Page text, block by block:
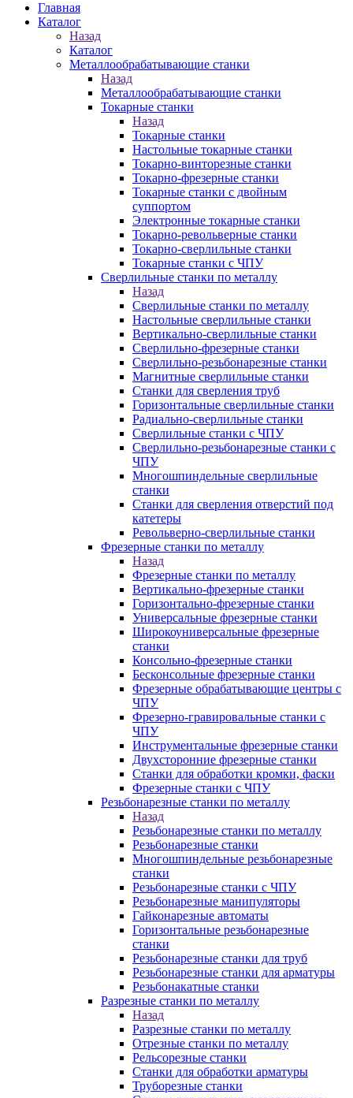
Главная
Каталог
Назад
Каталог
Металлообрабатывающие станки
Назад
Металлообрабатывающие станки
Токарные станки
Назад
Токарные станки
Настольные токарные станки
Токарно-винторезные станки
Токарно-фрезерные станки
Токарные станки с двойным
суппортом
Электронные токарные станки
Токарно-револьверные станки
Токарно-сверлильные станки
Токарные станки с ЧПУ
Сверлильные станки по металлу
Назад
Сверлильные станки по металлу
Настольные сверлильные станки
Вертикально-сверлильные станки
Сверлильно-фрезерные станки
Сверлильно-резьбонарезные станки
Магнитные сверлильные станки
Станки для сверления труб
Горизонтальные сверлильные станки
Радиально-сверлильные станки
Сверлильные станки с ЧПУ
Сверлильно-резьбонарезные станки с
ЧПУ
Многошпиндельные сверлильные
станки
Станки для сверления отверстий под
катетеры
Револьверно-сверлильные станки
Фрезерные станки по металлу
Назад
Фрезерные станки по металлу
Вертикально-фрезерные станки
Горизонтально-фрезерные станки
Универсальные фрезерные станки
Широкоуниверсальные фрезерные
станки
Консольно-фрезерные станки
Бесконсольные фрезерные станки
Фрезерные обрабатывающие центры с
ЧПУ
Фрезерно-гравировальные станки с
ЧПУ
Инструментальные фрезерные станки
Двухсторонние фрезерные станки
Станки для обработки кромки, фаски
Фрезерные станки с ЧПУ
Резьбонарезные станки по металлу
Назад
Резьбонарезные станки по металлу
Резьбонарезные станки
Многошпиндельные резьбонарезные
станки
Резьбонарезные станки с ЧПУ
Резьбонарезные манипуляторы
Гайконарезные автоматы
Горизонтальные резьбонарезные
станки
Резьбонарезные станки для труб
Резьбонарезные станки для арматуры
Резьбонакатные станки
Разрезные станки по металлу
Назад
Разрезные станки по металлу
Отрезные станки по металлу
Рельсорезные станки
Станки для обработки арматуры
Труборезные станки